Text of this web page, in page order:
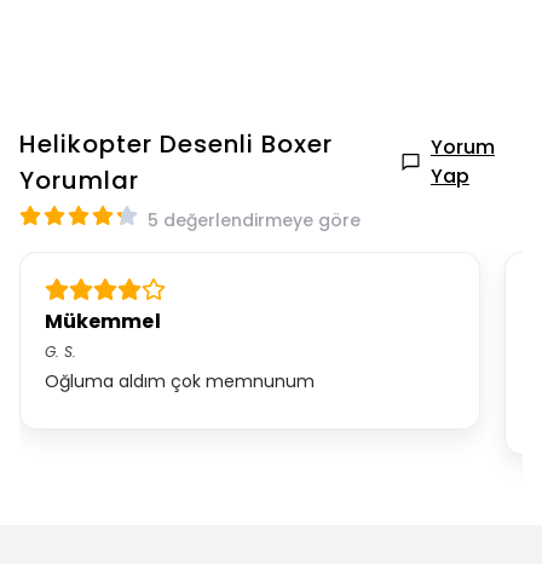
Helikopter Desenli Boxer
Yorumlar
Yorum
Yap
5 değerlendirmeye göre
Mükemmel
G. S.
Oğluma aldım çok memnunum